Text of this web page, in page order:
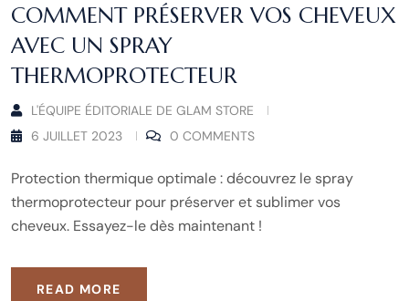
COMMENT PRÉSERVER VOS CHEVEUX
AVEC UN SPRAY
THERMOPROTECTEUR
L'ÉQUIPE ÉDITORIALE DE GLAM STORE
6 JUILLET 2023
0 COMMENTS
Protection thermique optimale : découvrez le spray
thermoprotecteur pour préserver et sublimer vos
cheveux. Essayez-le dès maintenant !
READ MORE